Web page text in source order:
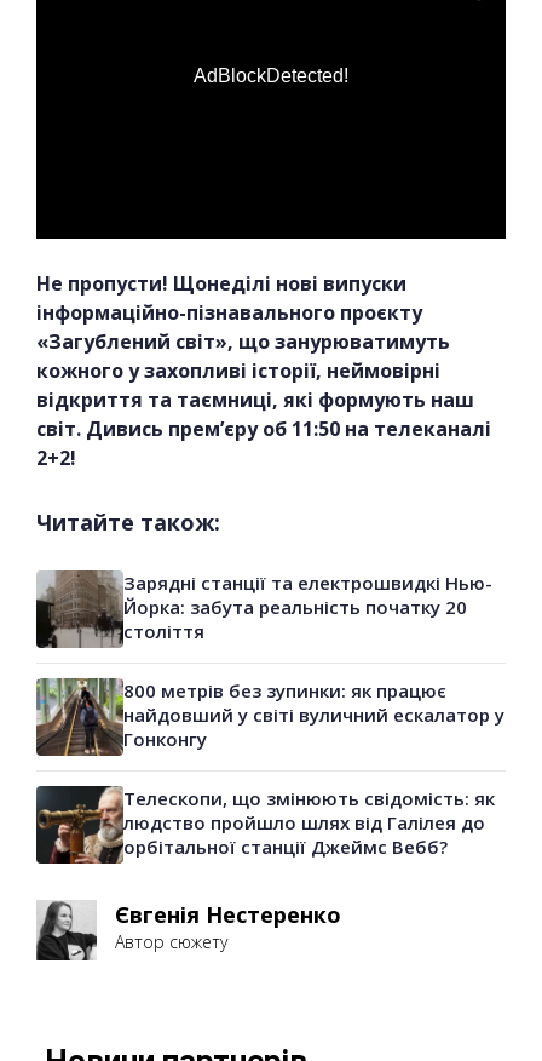
AdBlockDetected!
Не пропусти! Щонеділі нові випуски
інформаційно-пізнавального проєкту
«Загублений світ», що занурюватимуть
кожного у захопливі історії, неймовірні
відкриття та таємниці, які формують наш
світ. Дивись прем’єру об 11:50 на телеканалі
2+2!
Читайте також:
Зарядні станції та електрошвидкі Нью-
Йорка: забута реальність початку 20
століття
800 метрів без зупинки: як працює
найдовший у світі вуличний ескалатор у
Гонконгу
Телескопи, що змінюють свідомість: як
людство пройшло шлях від Галілея до
орбітальної станції Джеймс Вебб?
Євгенія Нестеренко
Автор сюжету